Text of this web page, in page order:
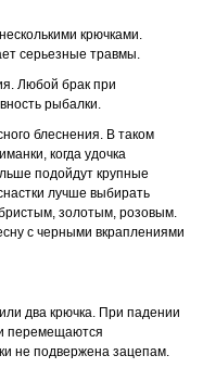
крючками.
серьезные травмы.
Любой брак при
рыбалки.
блеснения. В таком
когда удочка
подойдут крупные
лучше выбирать
золотым, розовым.
с черными вкраплениями
два крючка. При падении
перемещаются
не подвержена зацепам.